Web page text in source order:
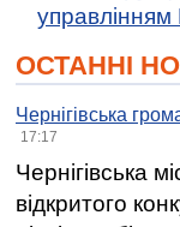
ОСТАННІ
Чернігівська
17:17
Чернігівська
відкритого